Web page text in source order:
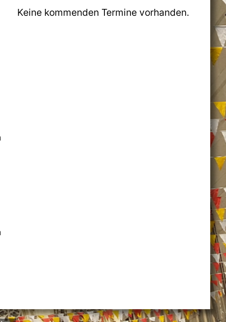
Keine kommenden Termine vorhanden.